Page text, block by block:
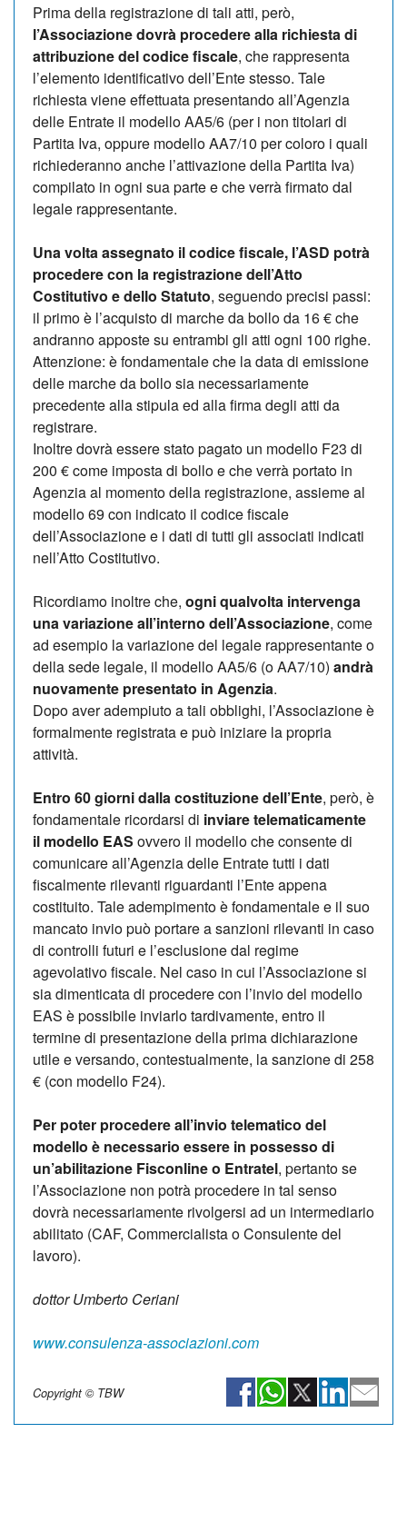
Prima della registrazione di tali atti, però,
l’Associazione dovrà procedere alla richiesta di
attribuzione del codice fiscale, che rappresenta
l’elemento identificativo dell’Ente stesso. Tale
richiesta viene effettuata presentando all’Agenzia
delle Entrate il modello AA5/6 (per i non titolari di
Partita Iva, oppure modello AA7/10 per coloro i quali
richiederanno anche l’attivazione della Partita Iva)
compilato in ogni sua parte e che verrà firmato dal
legale rappresentante.
Una volta assegnato il codice fiscale, l’ASD potrà
procedere con la registrazione dell’Atto
Costitutivo e dello Statuto, seguendo precisi passi:
il primo è l’acquisto di marche da bollo da 16 € che
andranno apposte su entrambi gli atti ogni 100 righe.
Attenzione: è fondamentale che la data di emissione
delle marche da bollo sia necessariamente
precedente alla stipula ed alla firma degli atti da
registrare.
Inoltre dovrà essere stato pagato un modello F23 di
200 € come imposta di bollo e che verrà portato in
Agenzia al momento della registrazione, assieme al
modello 69 con indicato il codice fiscale
dell’Associazione e i dati di tutti gli associati indicati
nell’Atto Costitutivo.
Ricordiamo inoltre che, ogni qualvolta intervenga
una variazione all’interno dell’Associazione, come
ad esempio la variazione del legale rappresentante o
della sede legale, il modello AA5/6 (o AA7/10) andrà
nuovamente presentato in Agenzia.
Dopo aver adempiuto a tali obblighi, l’Associazione è
formalmente registrata e può iniziare la propria
attività.
Entro 60 giorni dalla costituzione dell’Ente, però, è
fondamentale ricordarsi di inviare telematicamente
il modello EAS ovvero il modello che consente di
comunicare all’Agenzia delle Entrate tutti i dati
fiscalmente rilevanti riguardanti l’Ente appena
costituito. Tale adempimento è fondamentale e il suo
mancato invio può portare a sanzioni rilevanti in caso
di controlli futuri e l’esclusione dal regime
agevolativo fiscale. Nel caso in cui l’Associazione si
sia dimenticata di procedere con l’invio del modello
EAS è possibile inviarlo tardivamente, entro il
termine di presentazione della prima dichiarazione
utile e versando, contestualmente, la sanzione di 258
€ (con modello F24).
Per poter procedere all’invio telematico del
modello è necessario essere in possesso di
un’abilitazione Fisconline o Entratel, pertanto se
l’Associazione non potrà procedere in tal senso
dovrà necessariamente rivolgersi ad un intermediario
abilitato (CAF, Commercialista o Consulente del
lavoro).
dottor Umberto Ceriani
www.consulenza-associazioni.com
Copyright © TBW